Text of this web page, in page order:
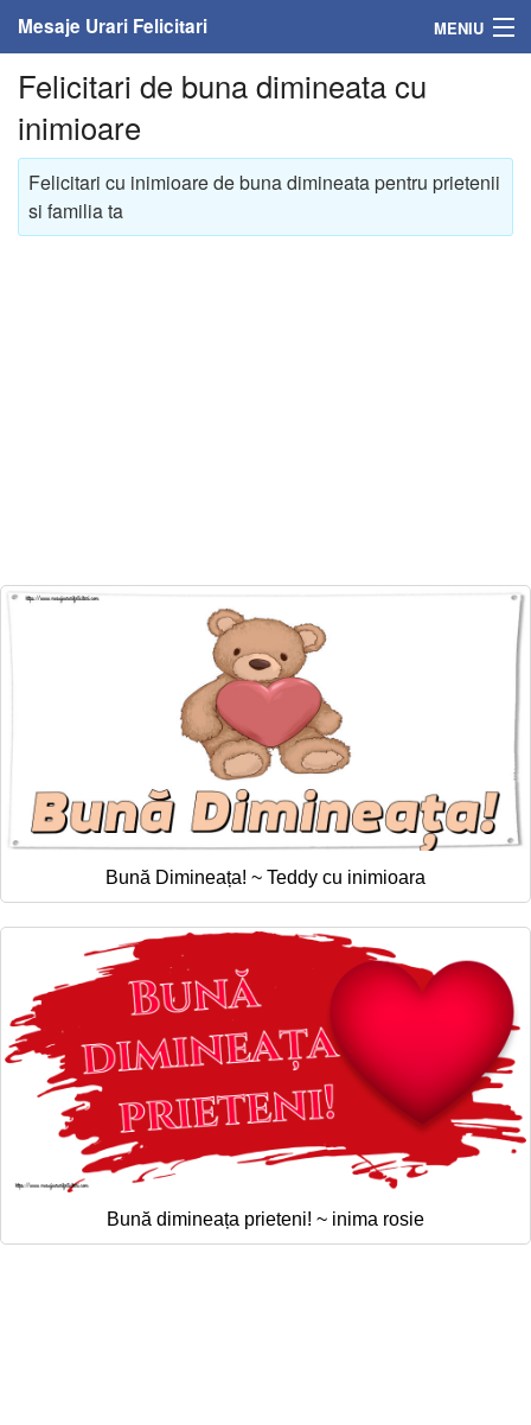
Mesaje Urari Felicitari MENIU
Home
Mesaje
Felicitari
Felicitari muzicale
Felicitari muzicale personalizate
Conecteaza-te
Felicitari de buna dimineata cu
inimioare
Felicitari cu inimioare de buna dimineata pentru prietenii
si familia ta
Bună Dimineața! ~ Teddy cu inimioara
Bună dimineața prieteni! ~ inima rosie